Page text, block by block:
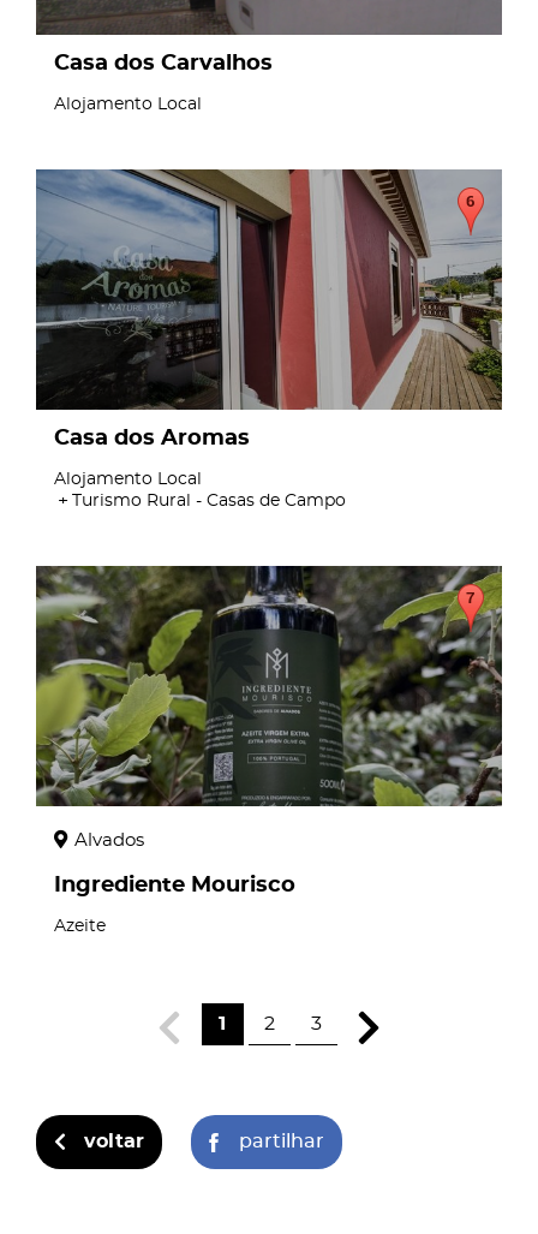
Casa dos Carvalhos
Alojamento Local
page
Casa dos Aromas
Alojamento Local
Turismo Rural - Casas de Campo
page
Alvados
Ingrediente Mourisco
Azeite
1 2 3
voltar partilhar